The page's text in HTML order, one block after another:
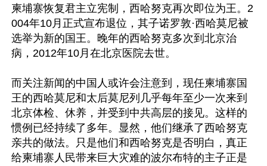
柬埔寨恢复君主立宪制，西哈努克再次即位为王。2
004年10月正式宣布退位，其子诺罗敦·西哈莫尼被
选举为新的国王。晚年的西哈努克多次到北京治
病，2012年10月在北京医院去世。
而关注新闻的中国人或许会注意到，现任柬埔寨国
王的西哈莫尼和太后莫尼列几乎每年至少一次来到
北京体检、休养，并受到中共高层的接见。这样的
惯例已经持续了多年。显然，他们继承了西哈努克
亲共的做法。只是他们和西哈努克是否明白，真正
给柬埔寨人民带来巨大灾难的波尔布特的主子正是